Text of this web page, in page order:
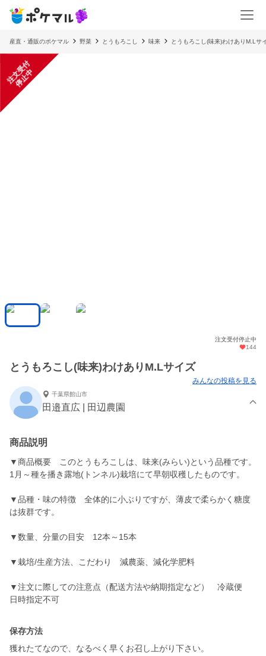
産直・通販のポケマル 野菜 とうもろこし 味来 とうもろこし(味来)わけありM.Lサ
注
文
受
付
停
止
中
注文受付停止中
144
とうもろこし(味来)わけありM.Lサイズ
みんなの投稿を見る
千葉県館山市
田邉直広 | 田辺農園
商品説明
▼商品概要 このとうもろこしは、味来(みらい)という品種です。
1月～種を播き露地(トンネル)栽培にて早朝収穫したものです。
▼品種・味の特徴 全体的に小ぶりですが、薄皮で柔らかく糖度
は抜群です。
▼数量、分量の目安 12本～15本
▼栽培/生産方法、こだわり 減農薬、減化学肥料
▼注文に際しての注意点（配送方法や納期指定など） 冷蔵便
日時指定不可
保存方法
獲れたてなので、なるべく早くお召し上がり下さい。